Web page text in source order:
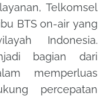
Telkomsel
BTS on-air yang
Indonesia.
bagian dari
memperluas
percepatan